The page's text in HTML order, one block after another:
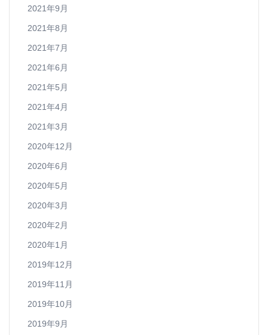
2021年9月
2021年8月
2021年7月
2021年6月
2021年5月
2021年4月
2021年3月
2020年12月
2020年6月
2020年5月
2020年3月
2020年2月
2020年1月
2019年12月
2019年11月
2019年10月
2019年9月